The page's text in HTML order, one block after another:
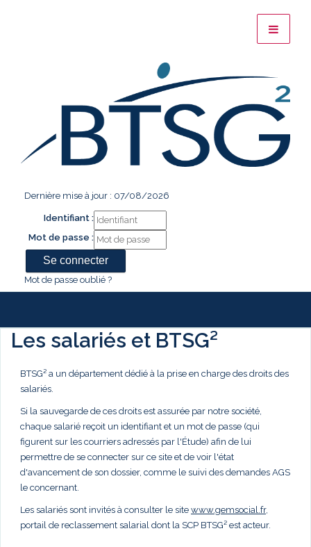
Dernière mise à jour : 07/08/2026
Identifiant :
Mot de passe :
Mot de passe oublié ?
Les salariés et BTSG²
BTSG² a un département dédié à la prise en charge des droits des
salariés.
Si la sauvegarde de ces droits est assurée par notre société,
chaque salarié reçoit un identifiant et un mot de passe (qui
figurent sur les courriers adressés par l'Étude) afin de lui
permettre de se connecter sur ce site et de voir l'état
d'avancement de son dossier, comme le suivi des demandes AGS
le concernant.
Les salariés sont invités à consulter le site www.gemsocial.fr,
portail de reclassement salarial dont la SCP BTSG² est acteur.